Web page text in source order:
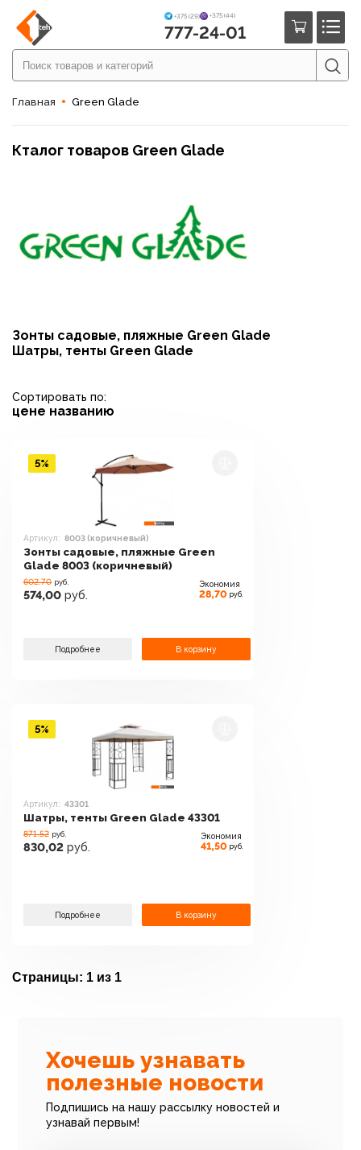
+375 (29) +375 (44)
777-24-01
Главная Green Glade
Кталог товаров Green Glade
Зонты садовые, пляжные Green Glade
Шатры, тенты Green Glade
Сортировать по:
цене названию
Артикул: 8003 (коричневый)
Зонты садовые, пляжные Green
Glade 8003 (коричневый)
602.70 руб.
574,00 руб.
Экономия
28,70 руб.
Подробнее В корзину
5%
Артикул: 43301
Шатры, тенты Green Glade 43301
871.52 руб.
830,02 руб.
Экономия
41,50 руб.
Подробнее В корзину
5%
Страницы: 1 из 1
Хочешь узнавать
полезные новости
Подпишись на нашу рассылку новостей и
узнавай первым!